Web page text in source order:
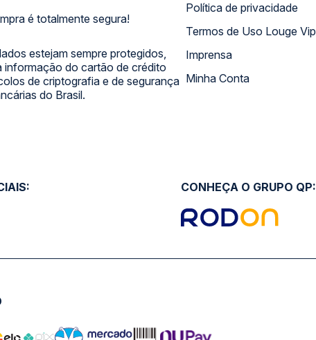
é totalmente segura!
estejam sempre protegidos,
informação do cartão de crédito
de criptografia e de segurança
do Brasil.
Política de privacidade
Termos de Uso Louge Vip
Imprensa
Minha Conta
CONHEÇA O GRUPO QP: